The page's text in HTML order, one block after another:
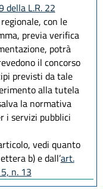
della L.R. 22
con le
previa verifica
potrà
il concorso
previsti da tale
alla tutela
la normativa
i servizi pubblici
vedi quanto
b) e dall’art.
n. 13